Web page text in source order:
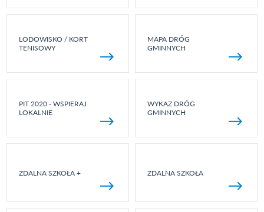
LODOWISKO / KORT
TENISOWY
MAPA DRÓG
GMINNYCH
PIT 2020 - WSPIERAJ
LOKALNIE
WYKAZ DRÓG
GMINNYCH
ZDALNA SZKOŁA + ZDALNA SZKOŁA